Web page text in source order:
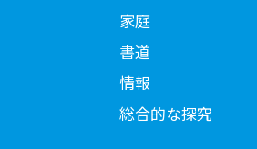
家庭
書道
情報
総合的な探究